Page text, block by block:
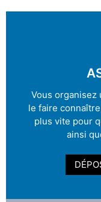
Vous organisez
le faire
plus vite pour
ainsi